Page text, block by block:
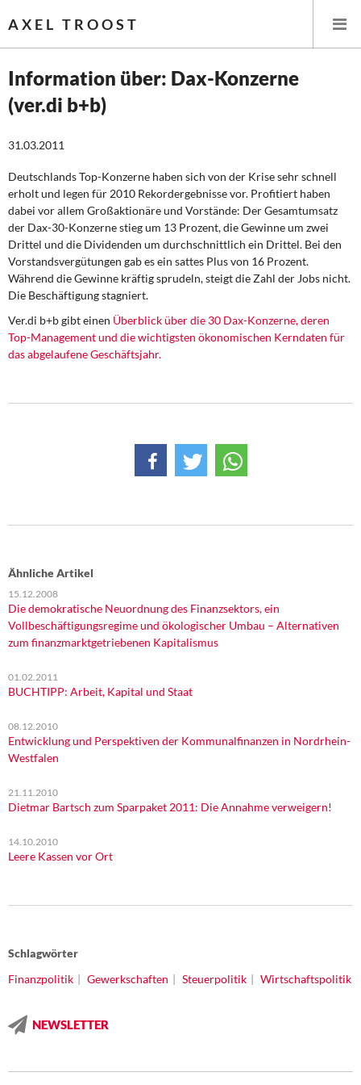
AXEL TROOST
Startseite
Themen
Leitlinien linker Wirtschafts- und Finanzpolitik
Wirtschaftspolitik
Steuer- und Finanzpolitik
Öffentliche Infrastruktur und Daseinsvorsorge
Eurokrise und Griechenland
Weitere Themen
Rosa-Luxemburg-Stiftung
Über mich
Kontakt
Information über: Dax-Konzerne
(ver.di b+b)
31.03.2011
Deutschlands Top-Konzerne haben sich von der Krise sehr schnell
erholt und legen für 2010 Rekordergebnisse vor. Profitiert haben
dabei vor allem Großaktionäre und Vorstände: Der Gesamtumsatz
der Dax-30-Konzerne stieg um 13 Prozent, die Gewinne um zwei
Drittel und die Dividenden um durchschnittlich ein Drittel. Bei den
Vorstandsvergütungen gab es ein sattes Plus von 16 Prozent.
Während die Gewinne kräftig sprudeln, steigt die Zahl der Jobs nicht.
Die Beschäftigung stagniert.
Ver.di b+b gibt einen Überblick über die 30 Dax-Konzerne, deren
Top-Management und die wichtigsten ökonomischen Kerndaten für
das abgelaufene Geschäftsjahr.
Ähnliche Artikel
15.12.2008
Die demokratische Neuordnung des Finanzsektors, ein
Vollbeschäftigungsregime und ökologischer Umbau – Alternativen
zum finanzmarktgetriebenen Kapitalismus
01.02.2011
BUCHTIPP: Arbeit, Kapital und Staat
08.12.2010
Entwicklung und Perspektiven der Kommunalfinanzen in Nordrhein-
Westfalen
21.11.2010
Dietmar Bartsch zum Sparpaket 2011: Die Annahme verweigern!
14.10.2010
Leere Kassen vor Ort
Schlagwörter
Finanzpolitik
Gewerkschaften Steuerpolitik Wirtschaftspolitik
NEWSLETTER